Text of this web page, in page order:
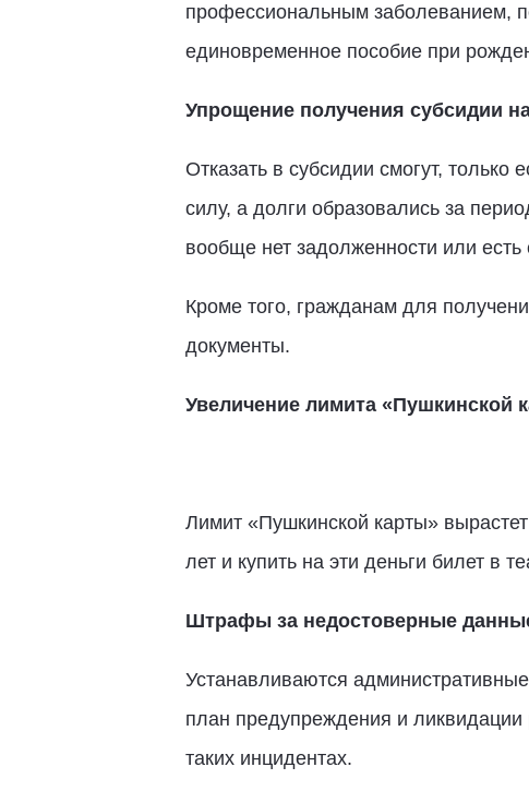
профессиональным заболеванием,
единовременное пособие при
Упрощение получения субсидии
Отказать в субсидии смогут,
силу, а долги образовались за
вообще нет задолженности или
Кроме того, гражданам для
документы.
Увеличение лимита «Пушкинской
Лимит «Пушкинской карты»
лет и купить на эти деньги билет в
Штрафы за недостоверные
Устанавливаются
план предупреждения и
таких инцидентах.